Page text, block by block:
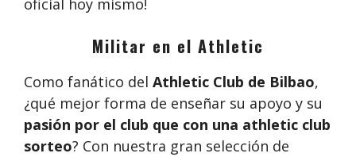
oficial hoy mismo!
Militar en el Athletic
Como fanático del Athletic Club de Bilbao,
¿qué mejor forma de enseñar su apoyo y su
pasión por el club que con una athletic club
sorteo? Con nuestra gran selección de